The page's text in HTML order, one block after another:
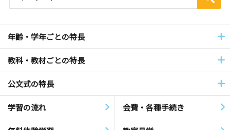
年齢・学年ごとの特長
教科・教材ごとの特長
公文式の特長
学習の流れ 会費・各種手続き